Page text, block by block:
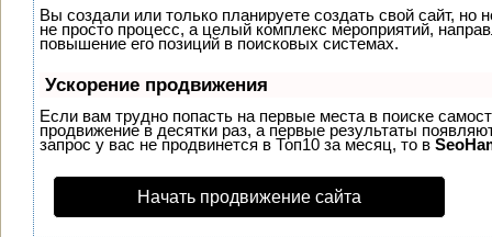
Вы создали или только планируете создать свой сайт, но
не просто процесс, а целый комплекс мероприятий,
повышение его позиций в поисковых системах.
Ускорение продвижения
Если вам трудно попасть на первые места в поиске
продвижение в десятки раз, а первые результаты
запрос у вас не продвинется в Топ10 за месяц, то в
Начать продвижение сайта